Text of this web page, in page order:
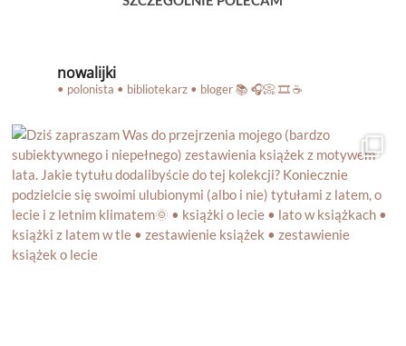
nowalijki
• polonista • bibliotekarz • bloger📚 🎧📀 🎞️ ☕️